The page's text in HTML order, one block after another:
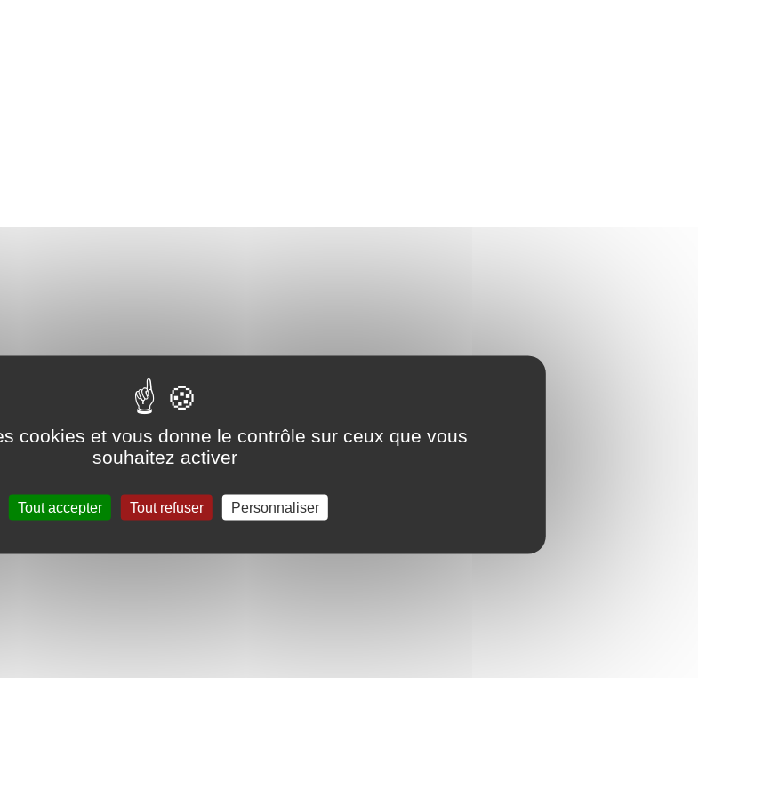
cookies et vous donne le contrôle sur ceux que vous
souhaitez activer
Tout accepter Tout refuser Personnaliser